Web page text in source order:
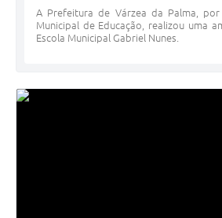
A Prefeitura de Várzea da Palma,
Municipal de Educação, realizou uma
Escola Municipal Gabriel Nunes.